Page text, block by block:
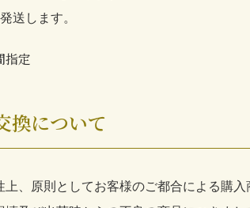
送します。
換について
上、原則としてお客様のご都合による購入